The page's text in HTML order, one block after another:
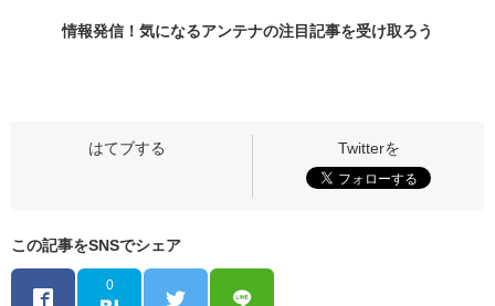
情報発信！気になるアンテナの注目記事を受け取ろう
この記事をSNSでシェア
0